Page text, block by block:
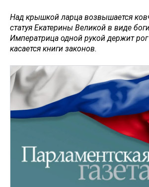
Над крышкой ларца возвышается
статуя Екатерины Великой в виде
Императрица одной рукой держит
касается книги законов.